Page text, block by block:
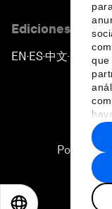
que
Ediciones en
EN ▪ES▪中文▪ 日本語
Política
2026